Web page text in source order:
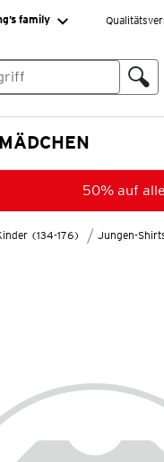
family
MÄDCHEN
50% auf
(134-176) Jungen-